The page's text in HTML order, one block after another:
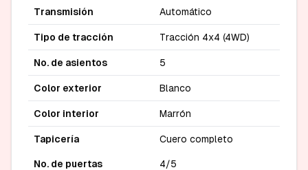
Transmisión Automático
Tipo de tracción Tracción 4x4 (4WD)
No. de asientos 5
Color exterior Blanco
Color interior Marrón
Tapicería Cuero completo
No. de puertas 4/5